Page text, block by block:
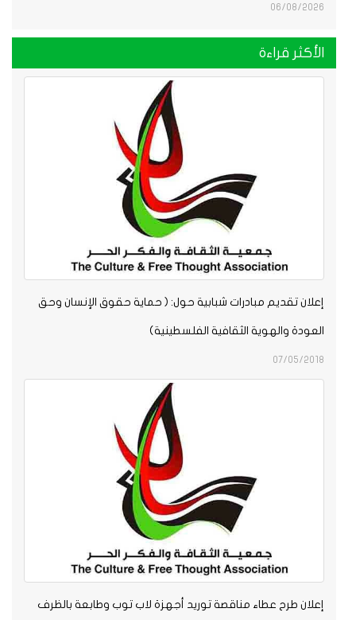
06/08/2026
الأكثر قراءة
إعلان تقديم مبادرات شبابية حول: ( حماية حقوق الإنسان وحق
العودة والهوية الثقافية الفلسطينية)
07/05/2018
إعلان طرح عطاء مناقصة توريد أجهزة لاب توب وطابعة بالظرف